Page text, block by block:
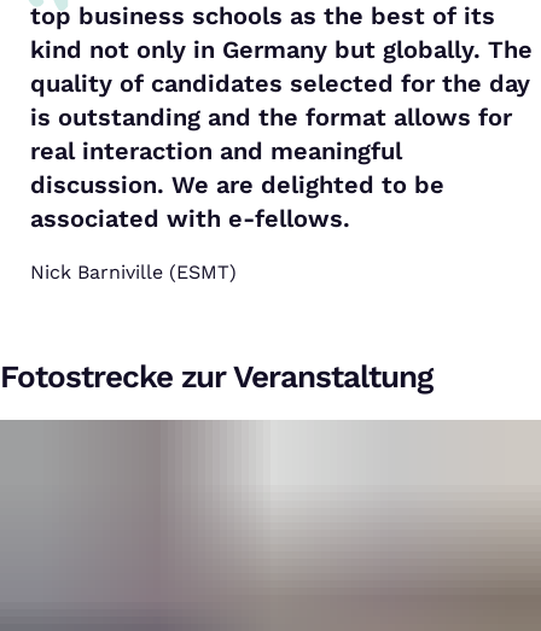
top business schools as the best of its
kind not only in Germany but globally. The
quality of candidates selected for the day
is outstanding and the format allows for
real interaction and meaningful
discussion. We are delighted to be
associated with e-fellows.
Nick Barniville (ESMT)
Fotostrecke zur Veranstaltung